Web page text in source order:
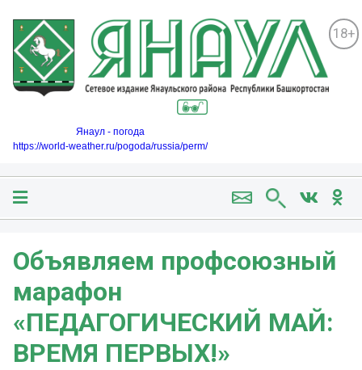
18+
Янаул - погода
https://world-weather.ru/pogoda/russia/perm/
Объявляем профсоюзный
марафон
«ПЕДАГОГИЧЕСКИЙ МАЙ:
ВРЕМЯ ПЕРВЫХ!»